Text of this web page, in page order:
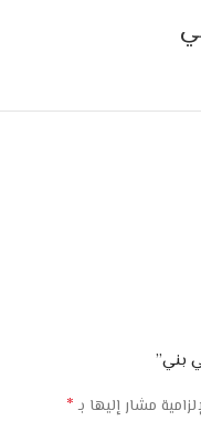
بني”
مشار إليها بـ*